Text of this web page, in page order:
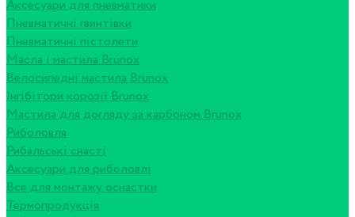
Аксесуари для пневматики
Пневматичні гвинтівки
Пневматичні пістолети
Масла і мастила Brunox
Велосипедні мастила Brunox
Інгібітори корозії Brunox
Мастила для догляду за карбоном Brunox
Риболовля
Рибальські снасті
Аксесуари для риболовлі
Все для монтажу оснастки
Термопродукція